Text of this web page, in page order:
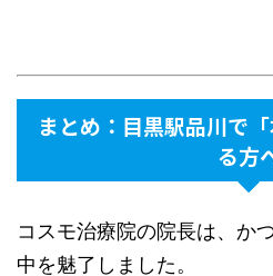
まとめ：目黒駅品川で
る方
コスモ治療院の院長は、か
中を魅了しました。